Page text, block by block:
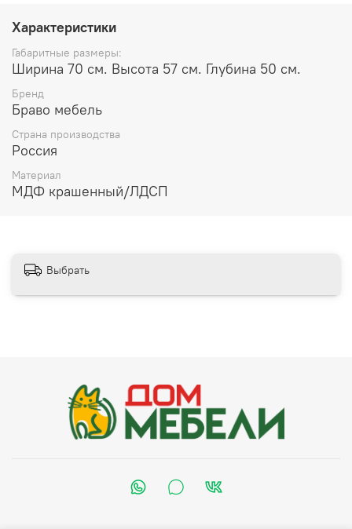
Характеристики
Габаритные размеры:
Ширина 70 см. Высота 57 см. Глубина 50 см.
Бренд
Браво мебель
Страна производства
Россия
Материал
МДФ крашенный/ЛДСП
Выбрать